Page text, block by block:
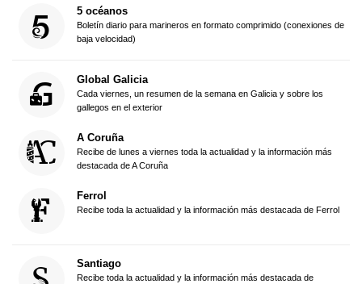
5 océanos
Boletín diario para marineros en formato comprimido (conexiones de
baja velocidad)
Global Galicia
Cada viernes, un resumen de la semana en Galicia y sobre los
gallegos en el exterior
A Coruña
Recibe de lunes a viernes toda la actualidad y la información más
destacada de A Coruña
Ferrol
Recibe toda la actualidad y la información más destacada de Ferrol
Santiago
Recibe toda la actualidad y la información más destacada de